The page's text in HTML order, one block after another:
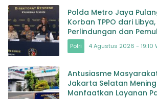
Polda Metro Jaya
Korban TPPO dari
Perlindungan dan
Polri 4 Agustus 2026 - 19:10
Antusiasme
Jakarta Selatan
Manfaatkan Layanan